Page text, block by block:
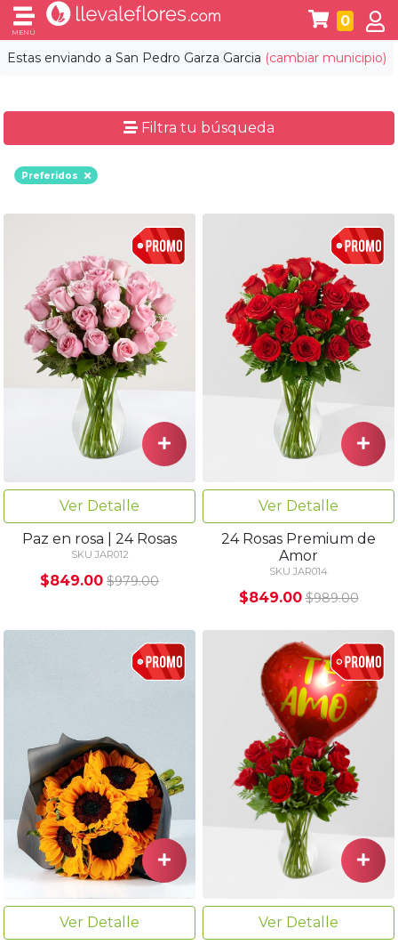
Estas enviando a San Pedro Garza Garcia (cambiar municipio)
MENÚ
0
Filtra tu búsqueda
Preferidos
Ver Detalle
Paz en rosa | 24 Rosas
SKU JAR012
$849.00 $979.00
Ver Detalle
24 Rosas Premium de
Amor
SKU JAR014
$849.00 $989.00
Ver Detalle
Ver Detalle